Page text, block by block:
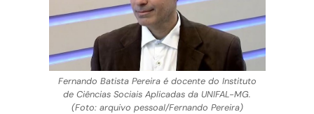
Fernando Batista Pereira é docente do Instituto
de Ciências Sociais Aplicadas da UNIFAL-MG.
(Foto: arquivo pessoal/Fernando Pereira)